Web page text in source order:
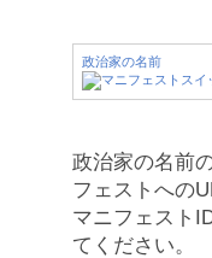
政治家の名前
政治家の名前
フェストへの
マニフェスト
てください。